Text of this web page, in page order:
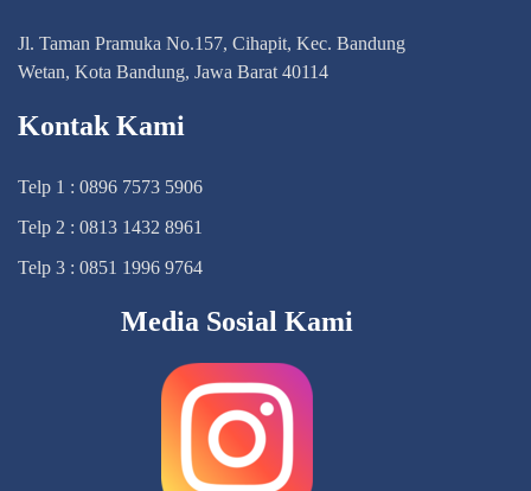
Jl. Taman Pramuka No.157, Cihapit, Kec. Bandung
Wetan, Kota Bandung, Jawa Barat 40114
Kontak Kami
Telp 1 : 0896 7573 5906
Telp 2 : 0813 1432 8961
Telp 3 : 0851 1996 9764
Media Sosial Kami